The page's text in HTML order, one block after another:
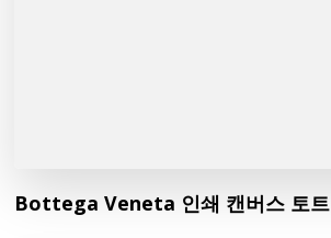
Bottega Veneta 인쇄 캔버스 토트